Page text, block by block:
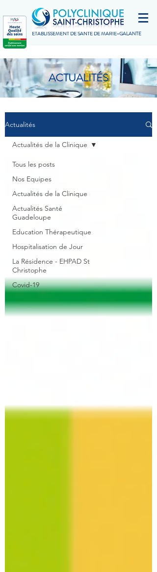
ETABLISSEMENT DE SANTÉ DE MARIE-GALANTE
ACTUALITÉS
Actualités
Tous les posts
Nos Equipes
Actualités de la Clinique
Actualités Santé
Guadeloupe
Education Thérapeutique
Hospitalisation de Jour
La Résidence - EHPAD St
Christophe
Covid-19
Actualités de la Clinique